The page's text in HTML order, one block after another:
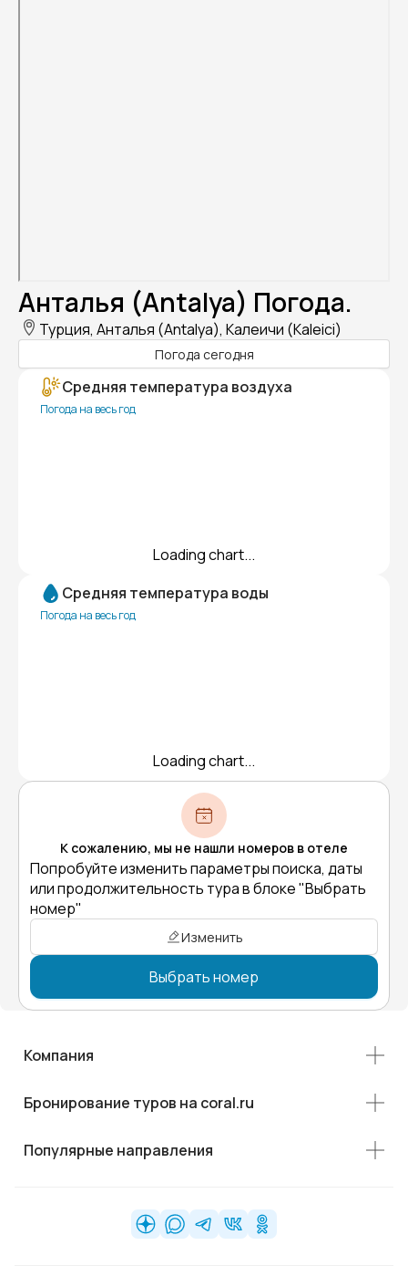
Анталья (Antalya) Погода.
Турция, Анталья (Antalya), Калеичи (Kaleici)
Погода сегодня
Средняя температура воздуха
Погода на весь год
Loading chart...
Средняя температура воды
Погода на весь год
Loading chart...
К сожалению, мы не нашли номеров в отеле
Попробуйте изменить параметры поиска, даты
или продолжительность тура в блоке "Выбрать
номер"
Изменить
Выбрать номер
Компания
Бронирование туров на coral.ru
Популярные направления